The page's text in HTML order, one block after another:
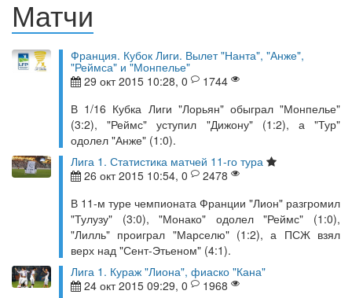
Матчи
Франция. Кубок Лиги. Вылет "Нанта", "Анже",
"Реймса" и "Монпелье"
29 окт 2015 10:28, 0
1744
В 1/16 Кубка Лиги "Лорьян" обыграл "Монпелье"
(3:2), "Реймс" уступил "Дижону" (1:2), а "Тур"
одолел "Анже" (1:0).
Лига 1. Статистика матчей 11-го тура
26 окт 2015 10:54, 0
2478
В 11-м туре чемпионата Франции "Лион" разгромил
"Тулузу" (3:0), "Монако" одолел "Реймс" (1:0),
"Лилль" проиграл "Марселю" (1:2), а ПСЖ взял
верх над "Сент-Этьеном" (4:1).
Лига 1. Кураж "Лиона", фиаско "Кана"
24 окт 2015 09:29, 0
1968